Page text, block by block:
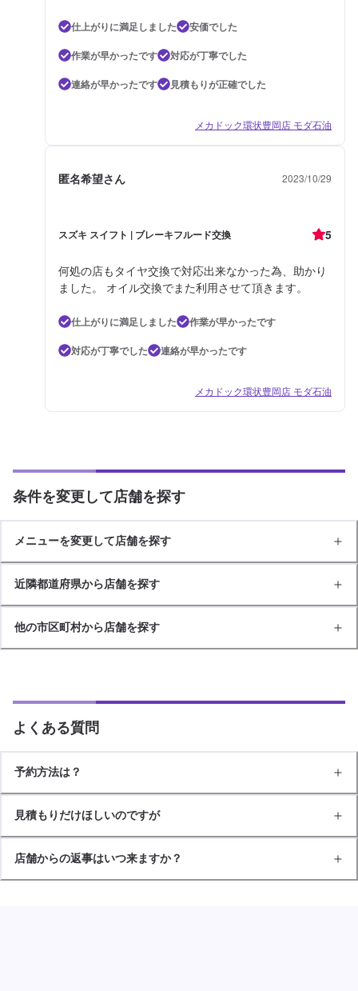
仕上がりに満足しました
安価でした
作業が早かったです
対応が丁寧でした
連絡が早かったです
見積もりが正確でした
メカドック環状豊岡店 モダ石油
匿名希望さん 2023/10/29
スズキ スイフト | ブレーキフルード交換 5
何処の店もタイヤ交換で対応出来なかった為、助かり
ました。 オイル交換でまた利用させて頂きます。
仕上がりに満足しました
作業が早かったです
対応が丁寧でした
連絡が早かったです
メカドック環状豊岡店 モダ石油
条件を変更して店舗を探す
メニューを変更して店舗を探す
近隣都道府県から店舗を探す
他の市区町村から店舗を探す
よくある質問
予約方法は？
見積もりだけほしいのですが
店舗からの返事はいつ来ますか？